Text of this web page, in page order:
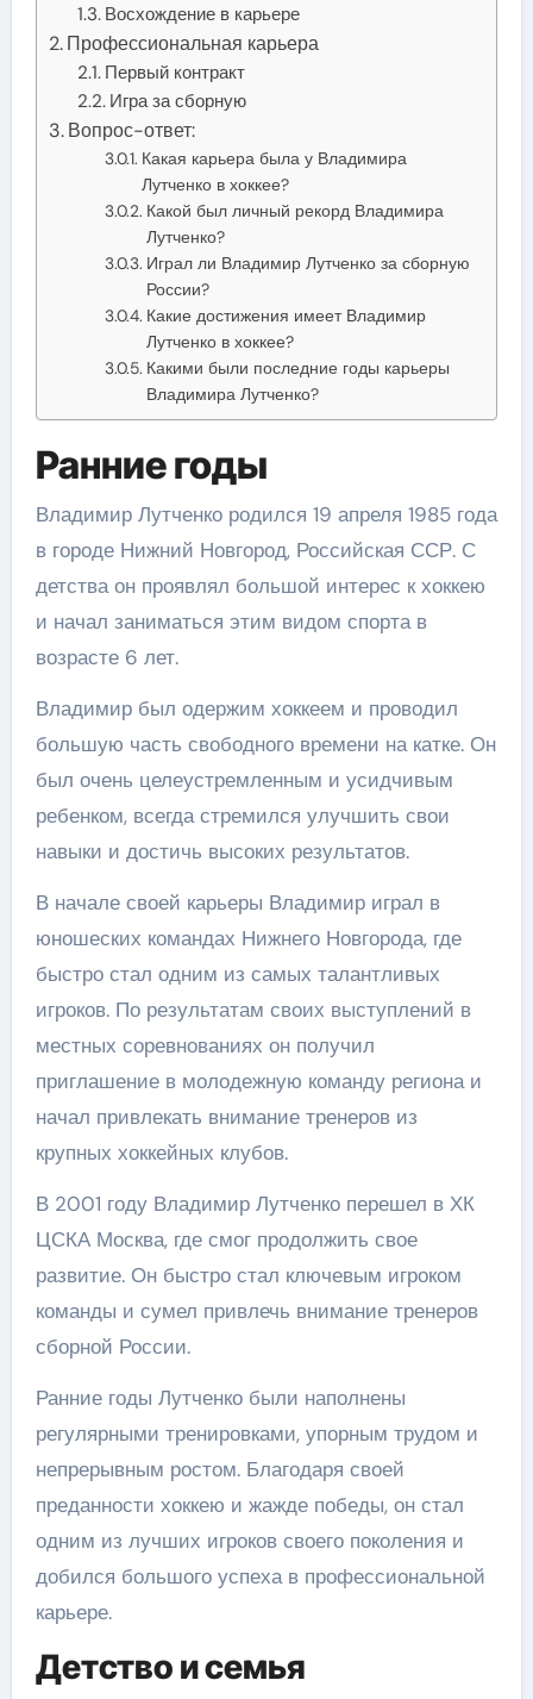
Восхождение в карьере
Профессиональная карьера
Первый контракт
Игра за сборную
Вопрос-ответ:
Какая карьера была у Владимира
Лутченко в хоккее?
Какой был личный рекорд Владимира
Лутченко?
Играл ли Владимир Лутченко за сборную
России?
Какие достижения имеет Владимир
Лутченко в хоккее?
Какими были последние годы карьеры
Владимира Лутченко?
Ранние годы
Владимир Лутченко родился 19 апреля 1985 года
в городе Нижний Новгород, Российская ССР. С
детства он проявлял большой интерес к хоккею
и начал заниматься этим видом спорта в
возрасте 6 лет.
Владимир был одержим хоккеем и проводил
большую часть свободного времени на катке. Он
был очень целеустремленным и усидчивым
ребенком, всегда стремился улучшить свои
навыки и достичь высоких результатов.
В начале своей карьеры Владимир играл в
юношеских командах Нижнего Новгорода, где
быстро стал одним из самых талантливых
игроков. По результатам своих выступлений в
местных соревнованиях он получил
приглашение в молодежную команду региона и
начал привлекать внимание тренеров из
крупных хоккейных клубов.
В 2001 году Владимир Лутченко перешел в ХК
ЦСКА Москва, где смог продолжить свое
развитие. Он быстро стал ключевым игроком
команды и сумел привлечь внимание тренеров
сборной России.
Ранние годы Лутченко были наполнены
регулярными тренировками, упорным трудом и
непрерывным ростом. Благодаря своей
преданности хоккею и жажде победы, он стал
одним из лучших игроков своего поколения и
добился большого успеха в профессиональной
карьере.
Детство и семья